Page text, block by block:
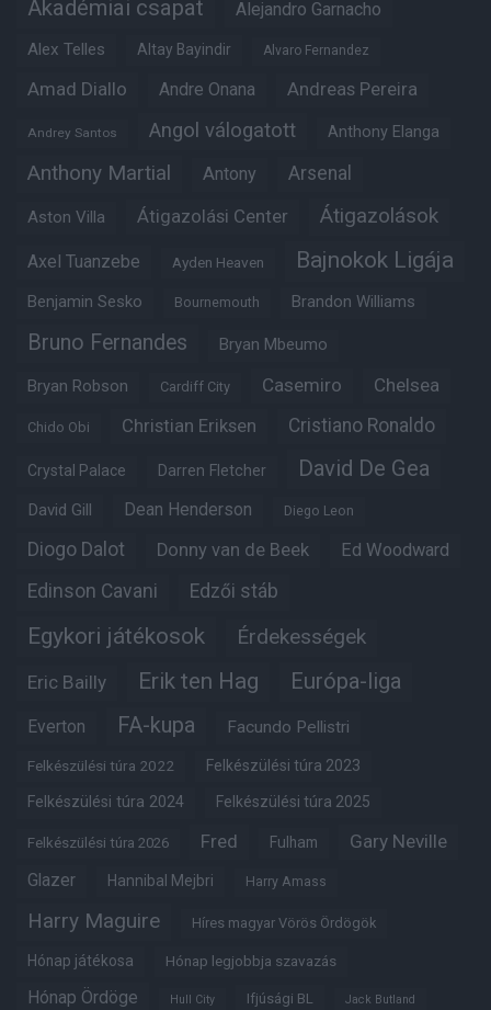
Akadémiai csapat Alejandro Garnacho
Alex Telles Altay Bayindir Alvaro Fernandez
Amad Diallo Andre Onana Andreas Pereira
Andrey Santos Angol válogatott Anthony Elanga
Anthony Martial Antony Arsenal
Aston Villa Átigazolási Center Átigazolások
Axel Tuanzebe Ayden Heaven Bajnokok Ligája
Benjamin Sesko Bournemouth Brandon Williams
Bruno Fernandes Bryan Mbeumo
Bryan Robson Cardiff City Casemiro Chelsea
Chido Obi Christian Eriksen Cristiano Ronaldo
Crystal Palace Darren Fletcher David De Gea
David Gill Dean Henderson Diego Leon
Diogo Dalot Donny van de Beek Ed Woodward
Edinson Cavani Edzői stáb
Egykori játékosok Érdekességek
Eric Bailly Erik ten Hag Európa-liga
Everton FA-kupa Facundo Pellistri
Felkészülési túra 2022 Felkészülési túra 2023
Felkészülési túra 2024 Felkészülési túra 2025
Felkészülési túra 2026 Fred Fulham Gary Neville
Glazer Hannibal Mejbri Harry Amass
Harry Maguire Híres magyar Vörös Ördögök
Hónap játékosa Hónap legjobbja szavazás
Hónap Ördöge Hull City Ifjúsági BL Jack Butland